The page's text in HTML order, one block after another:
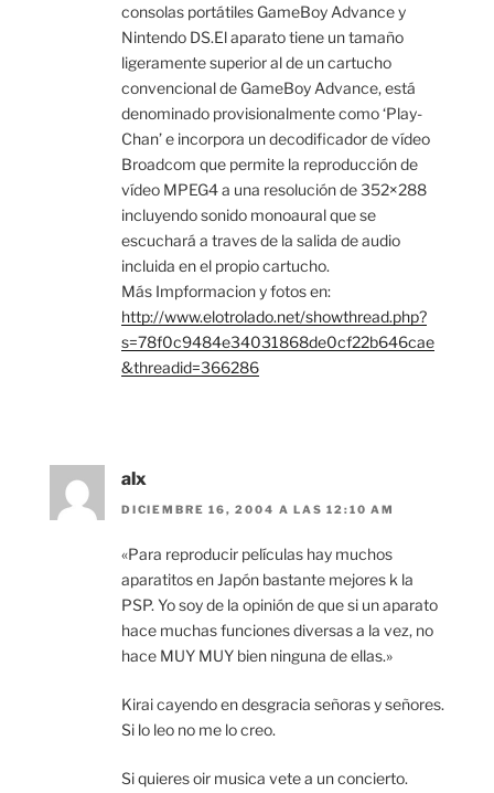
consolas portátiles GameBoy Advance y
Nintendo DS.El aparato tiene un tamaño
ligeramente superior al de un cartucho
convencional de GameBoy Advance, está
denominado provisionalmente como ‘Play-
Chan’ e incorpora un decodificador de vídeo
Broadcom que permite la reproducción de
vídeo MPEG4 a una resolución de 352×288
incluyendo sonido monoaural que se
escuchará a traves de la salida de audio
incluida en el propio cartucho.
Más Impformacion y fotos en:
http://www.elotrolado.net/showthread.php?
s=78f0c9484e34031868de0cf22b646cae
&threadid=366286
alx
DICIEMBRE 16, 2004 A LAS 12:10 AM
«Para reproducir películas hay muchos
aparatitos en Japón bastante mejores k la
PSP. Yo soy de la opinión de que si un aparato
hace muchas funciones diversas a la vez, no
hace MUY MUY bien ninguna de ellas.»
Kirai cayendo en desgracia señoras y señores.
Si lo leo no me lo creo.
Si quieres oir musica vete a un concierto.